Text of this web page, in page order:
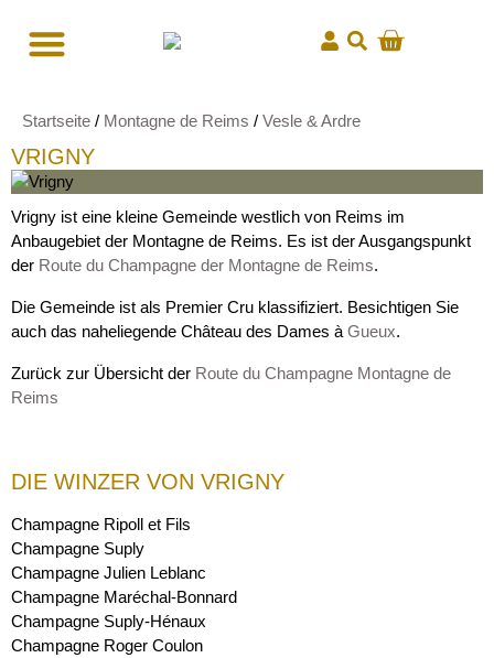
Startseite / Montagne de Reims / Vesle & Ardre
VRIGNY
Vrigny ist eine kleine Gemeinde westlich von Reims im
Anbaugebiet der Montagne de Reims. Es ist der Ausgangspunkt
der Route du Champagne der Montagne de Reims.
Die Gemeinde ist als Premier Cru klassifiziert. Besichtigen Sie
auch das naheliegende Château des Dames à Gueux.
Zurück zur Übersicht der Route du Champagne Montagne de
Reims
DIE WINZER VON VRIGNY
Champagne Ripoll et Fils
Champagne Suply
Champagne Julien Leblanc
Champagne Maréchal-Bonnard
Champagne Suply-Hénaux
Champagne Roger Coulon